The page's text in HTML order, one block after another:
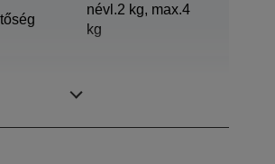
névl.2 kg, max.4
kg